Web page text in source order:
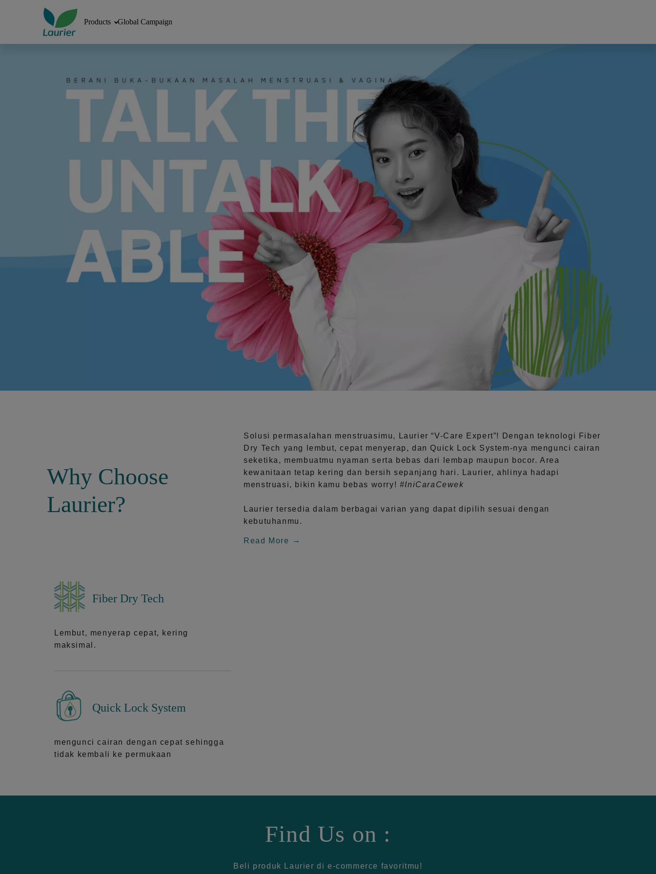
Products Global Campaign
Why Choose
Laurier?
Solusi permasalahan menstruasimu, Laurier“V-Care Expert”! Dengan teknologi
Fiber
Dry Tech yang lembut, cepat menyerap, dan Quick Lock System-nya mengunci cairan
seketika, membuatmu nyaman serta bebas dari lembap maupun bocor. Area
kewanitaan tetap kering dan bersih sepanjang hari.
Laurier, ahlinya hadapi
menstruasi, bikin kamu bebas worry! #IniCaraCewek
Laurier tersedia dalam berbagai varian yang dapat dipilih sesuai dengan
kebutuhanmu.
Read More
Fiber Dry Tech
Lembut, menyerap cepat, kering
maksimal.
Quick Lock System
mengunci cairan dengan cepat sehingga
tidak kembali ke permukaan
Find Us on :
Beli produk Laurier di e-commerce favoritmu!